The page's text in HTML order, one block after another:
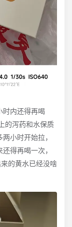
内还得再喝
的泻药和水保质
小时开始拉，
得再喝一次，
的黄水已经没啥